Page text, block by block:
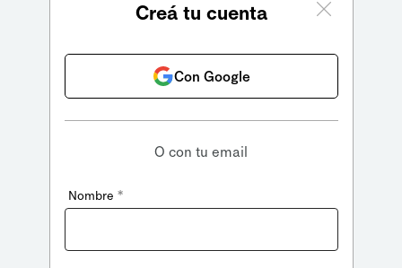
Creá tu cuenta
Con Google
O con tu email
Nombre *